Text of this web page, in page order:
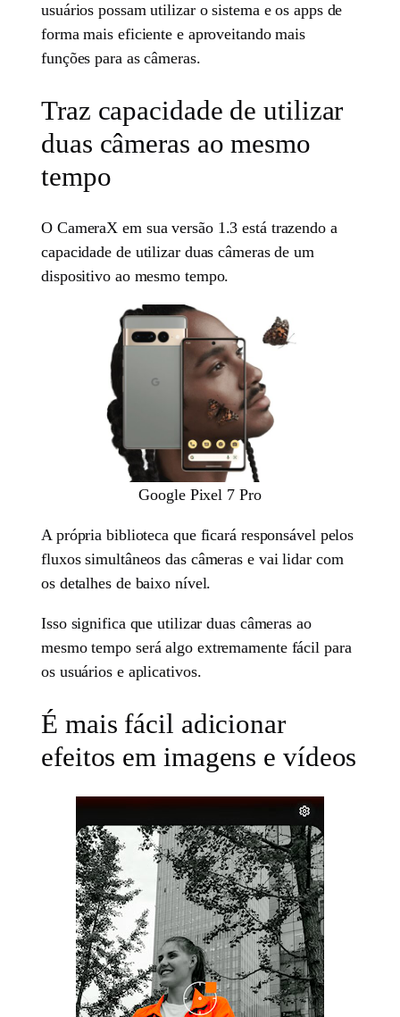
usuários possam utilizar o sistema e os apps de
forma mais eficiente e aproveitando mais
funções para as câmeras.
Traz capacidade de utilizar
duas câmeras ao mesmo
tempo
O CameraX em sua versão 1.3 está trazendo a
capacidade de utilizar duas câmeras de um
dispositivo ao mesmo tempo.
Google Pixel 7 Pro
A própria biblioteca que ficará responsável pelos
fluxos simultâneos das câmeras e vai lidar com
os detalhes de baixo nível.
Isso significa que utilizar duas câmeras ao
mesmo tempo será algo extremamente fácil para
os usuários e aplicativos.
É mais fácil adicionar
efeitos em imagens e vídeos